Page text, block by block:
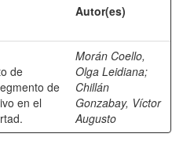
Autor(es)
de
de
en el
Morán Coello,
Olga Leidiana;
Chillán
Gonzabay, Víctor
Augusto